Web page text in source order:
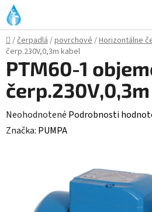
Prejsť
na
obsah
Domov
/čerpadlá/povrchové/Horizontálne
čerp.230V,0,3m kabel
PTM60-1
Priemerné
hodnotenie
Neohodnotené Podrobnosti
Značka: PUMPA